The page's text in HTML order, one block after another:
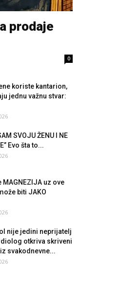
prodaje
0
koriste kantarion,
jednu važnu stvar:
SVOJU ŽENU I NE
Evo šta to...
MAGNEZIJA uz ove
biti JAKO
nije jedini neprijatelj
otkriva skriveni
svakodnevne...